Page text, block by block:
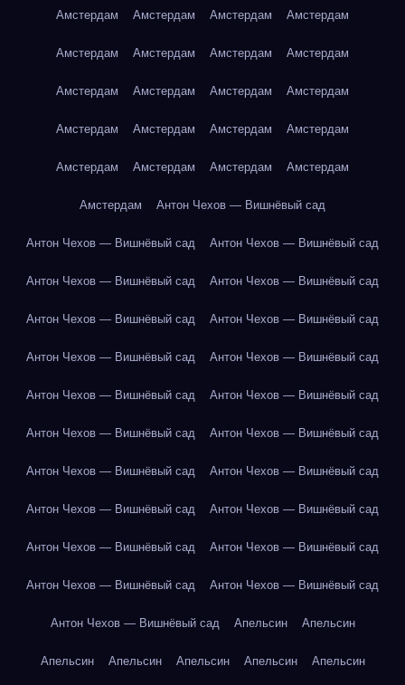
Амстердам Амстердам Амстердам Амстердам
Амстердам Амстердам Амстердам Амстердам
Амстердам Амстердам Амстердам Амстердам
Амстердам Амстердам Амстердам Амстердам
Амстердам Амстердам Амстердам Амстердам
Амстердам Антон Чехов — Вишнёвый сад
Антон Чехов — Вишнёвый сад Антон Чехов — Вишнёвый сад
Антон Чехов — Вишнёвый сад Антон Чехов — Вишнёвый сад
Антон Чехов — Вишнёвый сад Антон Чехов — Вишнёвый сад
Антон Чехов — Вишнёвый сад Антон Чехов — Вишнёвый сад
Антон Чехов — Вишнёвый сад Антон Чехов — Вишнёвый сад
Антон Чехов — Вишнёвый сад Антон Чехов — Вишнёвый сад
Антон Чехов — Вишнёвый сад Антон Чехов — Вишнёвый сад
Антон Чехов — Вишнёвый сад Антон Чехов — Вишнёвый сад
Антон Чехов — Вишнёвый сад Антон Чехов — Вишнёвый сад
Антон Чехов — Вишнёвый сад Антон Чехов — Вишнёвый сад
Антон Чехов — Вишнёвый сад Апельсин Апельсин
Апельсин Апельсин Апельсин Апельсин Апельсин